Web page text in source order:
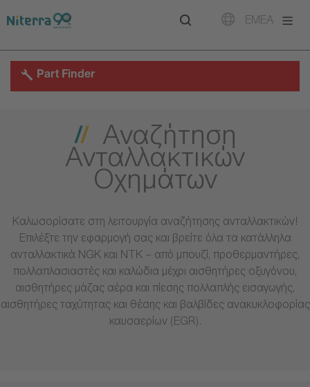
to
to
to
EMEA
Part Finder
Αναζήτηση
Ανταλλακτικών
Οχημάτων
Καλωσορίσατε στη λειτουργία αναζήτησης ανταλλακτικών!
Επιλέξτε την εφαρμογή σας και βρείτε όλα τα κατάλληλα
ανταλλακτικά NGK και NTK – από μπουζί, προθερμαντήρες,
πολλαπλασιαστές και καλώδια μέχρι αισθητήρες οξυγόνου,
αισθητήρες μάζας αέρα και πίεσης πολλαπλής εισαγωγής,
αισθητήρες ταχύτητας και θέσης και βαλβίδες ανακυκλοφορίας
καυσαερίων (EGR).